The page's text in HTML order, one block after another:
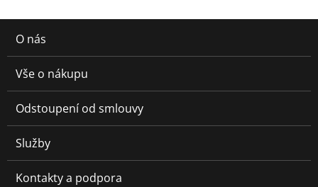
O nás
Vše o nákupu
Odstoupení od smlouvy
Služby
Kontakty a podpora